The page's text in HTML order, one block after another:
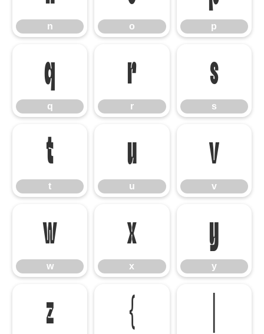
n o p
q
q
r
r
s
s
t
t
u
u
v
v
w
w
x
x
y
y
z {